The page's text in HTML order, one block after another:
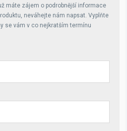
máte zájem o podrobnější informace
neváhejte nám napsat. Vyplňte
se vám v co nejkratším termínu